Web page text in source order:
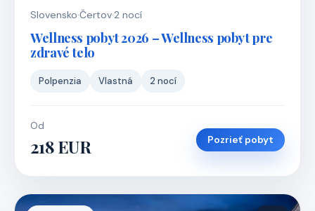
Slovensko·Čertov·2 nocí
Wellness pobyt 2026 – Wellness pobyt pre
zdravé telo
Polpenzia Vlastná 2 nocí
Od
218 EUR Pozrieť pobyt